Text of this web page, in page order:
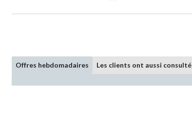
Offres hebdomadaires Les clients ont aussi consulté